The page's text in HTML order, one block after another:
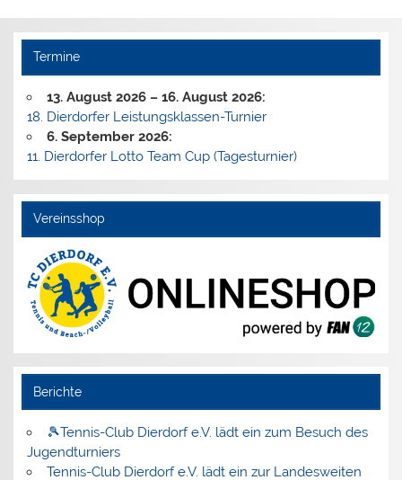
Termine
13. August 2026 – 16. August 2026:
18. Dierdorfer Leistungsklassen-Turnier
6. September 2026:
11. Dierdorfer Lotto Team Cup (Tagesturnier)
Vereinsshop
Berichte
🎾Tennis-Club Dierdorf e.V. lädt ein zum Besuch des
Jugendturniers
Tennis-Club Dierdorf e.V. lädt ein zur Landesweiten